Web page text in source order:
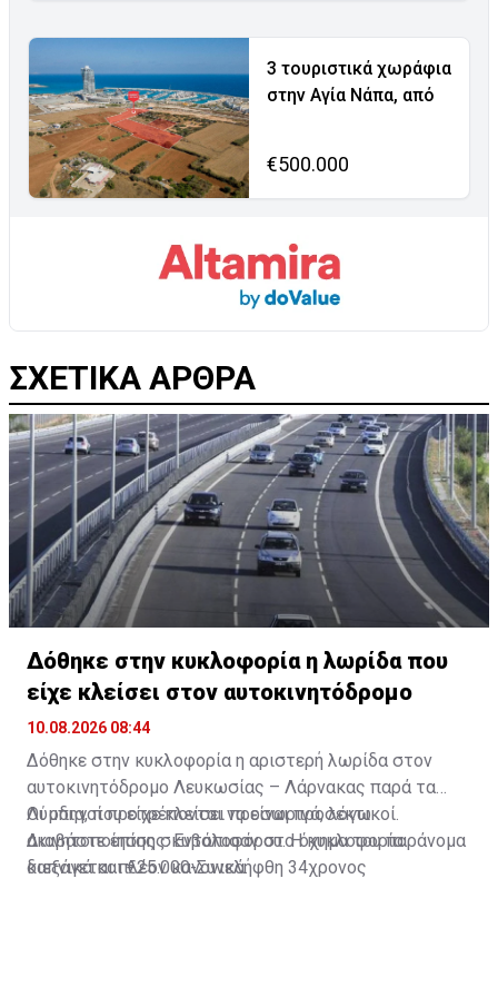
3 τουριστικά χωράφια
στην Αγία Νάπα, από
€500.000
ΣΧΕΤΙΚΑ ΑΡΘΡΑ
Δόθηκε στην κυκλοφορία η λωρίδα που
είχε κλείσει στον αυτοκινητόδρομο
10.08.2026 08:44
Δόθηκε στην κυκλοφορία η αριστερή λωρίδα στον
αυτοκινητόδρομο Λευκωσίας – Λάρνακας παρά τα
Λύμπια, που είχε κλείσει προσωρινά, λόγω
ακινητοποίησης σκυβαλοφόρου. Η κυκλοφορία
διεξάγεται πλέον κανονικά.
Οι οδηγοί προτρέπονται να είναι προσεκτικοί.
Διαβάστε επίσης:Εντόπισαν στο όχημα του παράνομα
καπνικά και €25.000-Συνελήφθη 34χρονος